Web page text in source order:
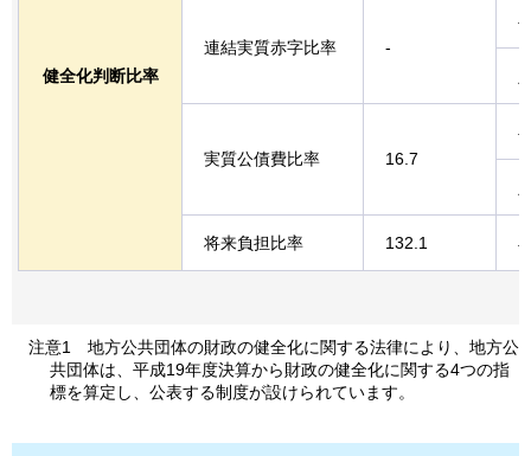
健全化判断比率
連結実質赤字比率 -
実質公債費比率 16.7
将来負担比率 132.1
注意1 地方公共団体の財政の健全化に関する法律により、地方公
共団体は、平成19年度決算から財政の健全化に関する4つの指
標を算定し、公表する制度が設けられています。